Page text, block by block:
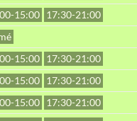
15:00 17:30-21:00
15:00 17:30-21:00
15:00 17:30-21:00
15:00 17:30-21:00